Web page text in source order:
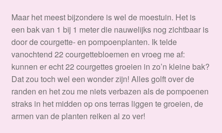
Maar het meest bijzondere is wel de moestuin. Het is
een bak van 1 bij 1 meter die nauwelijks nog zichtbaar is
door de courgette- en pompoenplanten. Ik telde
vanochtend 22 courgettebloemen en vroeg me af:
kunnen er echt 22 courgettes groeien in zo’n kleine bak?
Dat zou toch wel een wonder zijn! Alles golft over de
randen en het zou me niets verbazen als de pompoenen
straks in het midden op ons terras liggen te groeien, de
armen van de planten reiken al zo ver!